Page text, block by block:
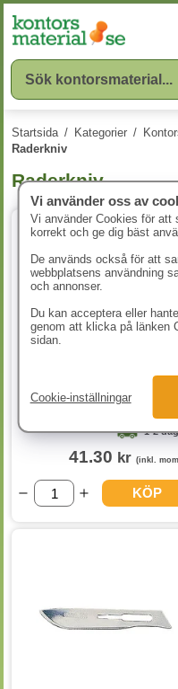
Startsida / Kategorier /
Raderkniv
Raderkniv
5st/fp
1-2
41.30 kr (inkl.
KÖP
Vi använder oss av
Vi använder Cookies för att
korrekt och ge dig bäst
De används också för att
webbplatsens användning
och annonser.
Du kan acceptera eller
genom att klicka på länken
sidan.
Cookie-inställningar